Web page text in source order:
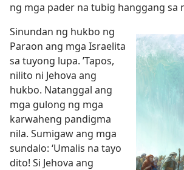
ng mga pader na tubig hanggang sa
Sinundan ng hukbo ng
Paraon ang mga Israelita
sa tuyong lupa. ’Tapos,
nilito ni Jehova ang
hukbo. Natanggal ang
mga gulong ng mga
karwaheng pandigma
nila. Sumigaw ang mga
sundalo: ‘Umalis na tayo
dito! Si Jehova ang